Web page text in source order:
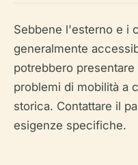
Sebbene l'esterno e i
generalmente
potrebbero
problemi di mobilità a
storica. Contattare il
esigenze specifiche.